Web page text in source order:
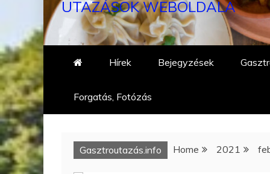
UTAZÁSOK WEBOLDALA
Hírek Bejegyzések
Forgatás, Fotózás
Gasztroutazás.info Home 2021